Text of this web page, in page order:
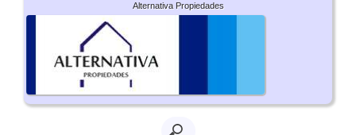
Alternativa Propiedades